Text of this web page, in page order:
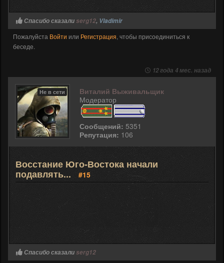
Спасибо сказалиserg12, Vladimir
Пожалуйста Войти или Регистрация, чтобы присоединиться к
беседе.
12 года 4 мес. назад
Не в сети
Виталий Выживальщик
Модератор
Сообщений: 5351
Репутация: 106
Восстание Юго-Востока начали
подавлять... #15
Спасибо сказалиserg12